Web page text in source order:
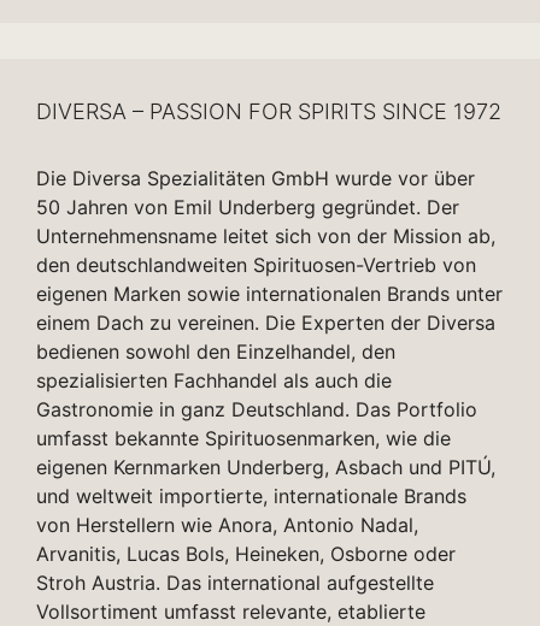
DIVERSA – PASSION FOR SPIRITS SINCE 1972
Die Diversa Spezialitäten GmbH wurde vor über
50 Jahren von Emil Underberg gegründet. Der
Unternehmensname leitet sich von der Mission ab,
den deutschlandweiten Spirituosen-Vertrieb von
eigenen Marken sowie internationalen Brands unter
einem Dach zu vereinen. Die Experten der Diversa
bedienen sowohl den Einzelhandel, den
spezialisierten Fachhandel als auch die
Gastronomie in ganz Deutschland. Das Portfolio
umfasst bekannte Spirituosenmarken, wie die
eigenen Kernmarken Underberg, Asbach und PITÚ,
und weltweit importierte, internationale Brands
von Herstellern wie Anora, Antonio Nadal,
Arvanitis, Lucas Bols, Heineken, Osborne oder
Stroh Austria. Das international aufgestellte
Vollsortiment umfasst relevante, etablierte